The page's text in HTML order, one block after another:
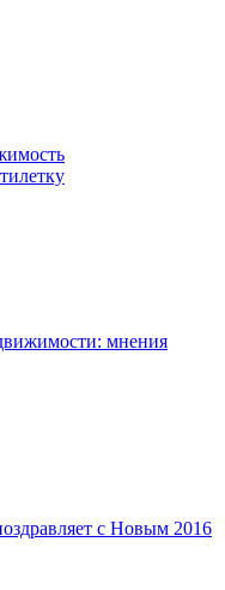
мнения
с Новым 2016